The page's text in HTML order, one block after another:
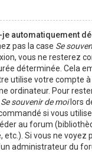
automatiquement
pas la case Se
vous ne resterez
déterminée. Cela
utilise votre compte
ordinateur. Pour
Se souvenir de moilors
si vous
au forum
etc.). Si vous ne voyez
administrateur du